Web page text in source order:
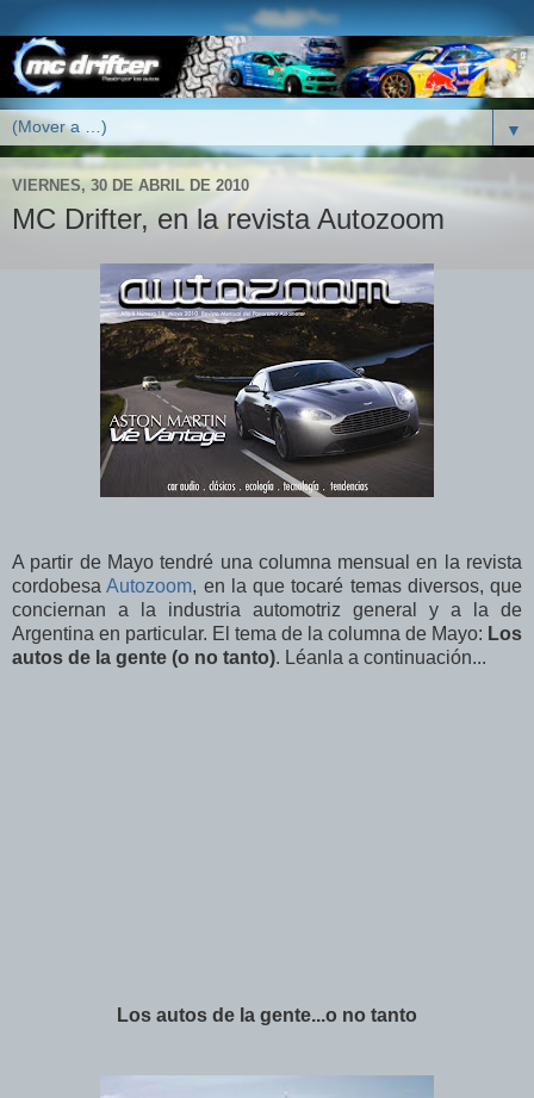
▼
VIERNES, 30 DE ABRIL DE 2010
MC Drifter, en la revista Autozoom
A partir de Mayo tendré una columna mensual en la revista
cordobesaAutozoom, en la que tocaré temas diversos, que
conciernan a la industria automotriz general y a la de
Argentina en particular. El tema de la columna de Mayo: Los
autos de la gente (o no tanto). Léanla a continuación...
Los autos de la gente...o no tanto